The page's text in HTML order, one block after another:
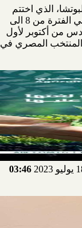
الذي اختتم
البطولة الإفريقية للبوتشا، التي استضافتها مصر في الفترة من 8 الى
من أكتوبر لأول
المنتخب المصري في
03:46